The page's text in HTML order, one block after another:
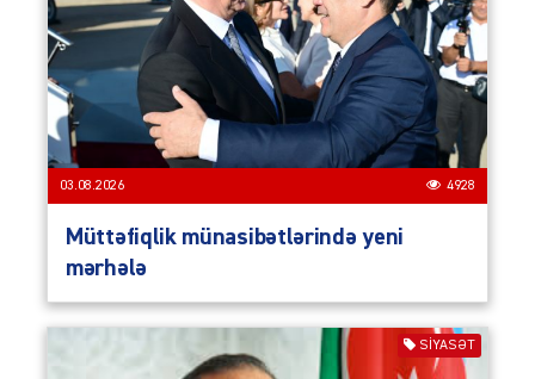
03.08.2026 4928
Müttəfiqlik münasibətlərində yeni
mərhələ
SIYASƏT